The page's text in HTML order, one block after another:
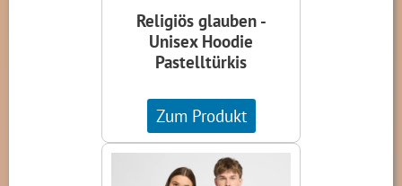
Religiös glauben -
Unisex Hoodie
Pastelltürkis
Zum Produkt